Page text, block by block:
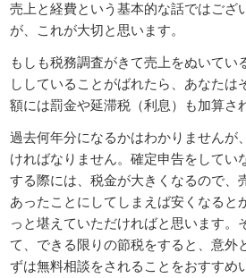
売上と経費という基本的な話ではござ
が、これが大切と思います。
もしも税務調査がきて売上をぬいて
ししていることがばれたら、あなた
額には罰金や延滞税（利息）も加算さ
過去何年分になるかはわかりませんが
ければなりません。確定申告をしてい
する際には、税金が大きくなるので、
あったことにしてしまえば安くなると
っと堪えていただければと思います。
て、できる限りの節税をすると、意外
ずは無料相談をされることをおすすめ